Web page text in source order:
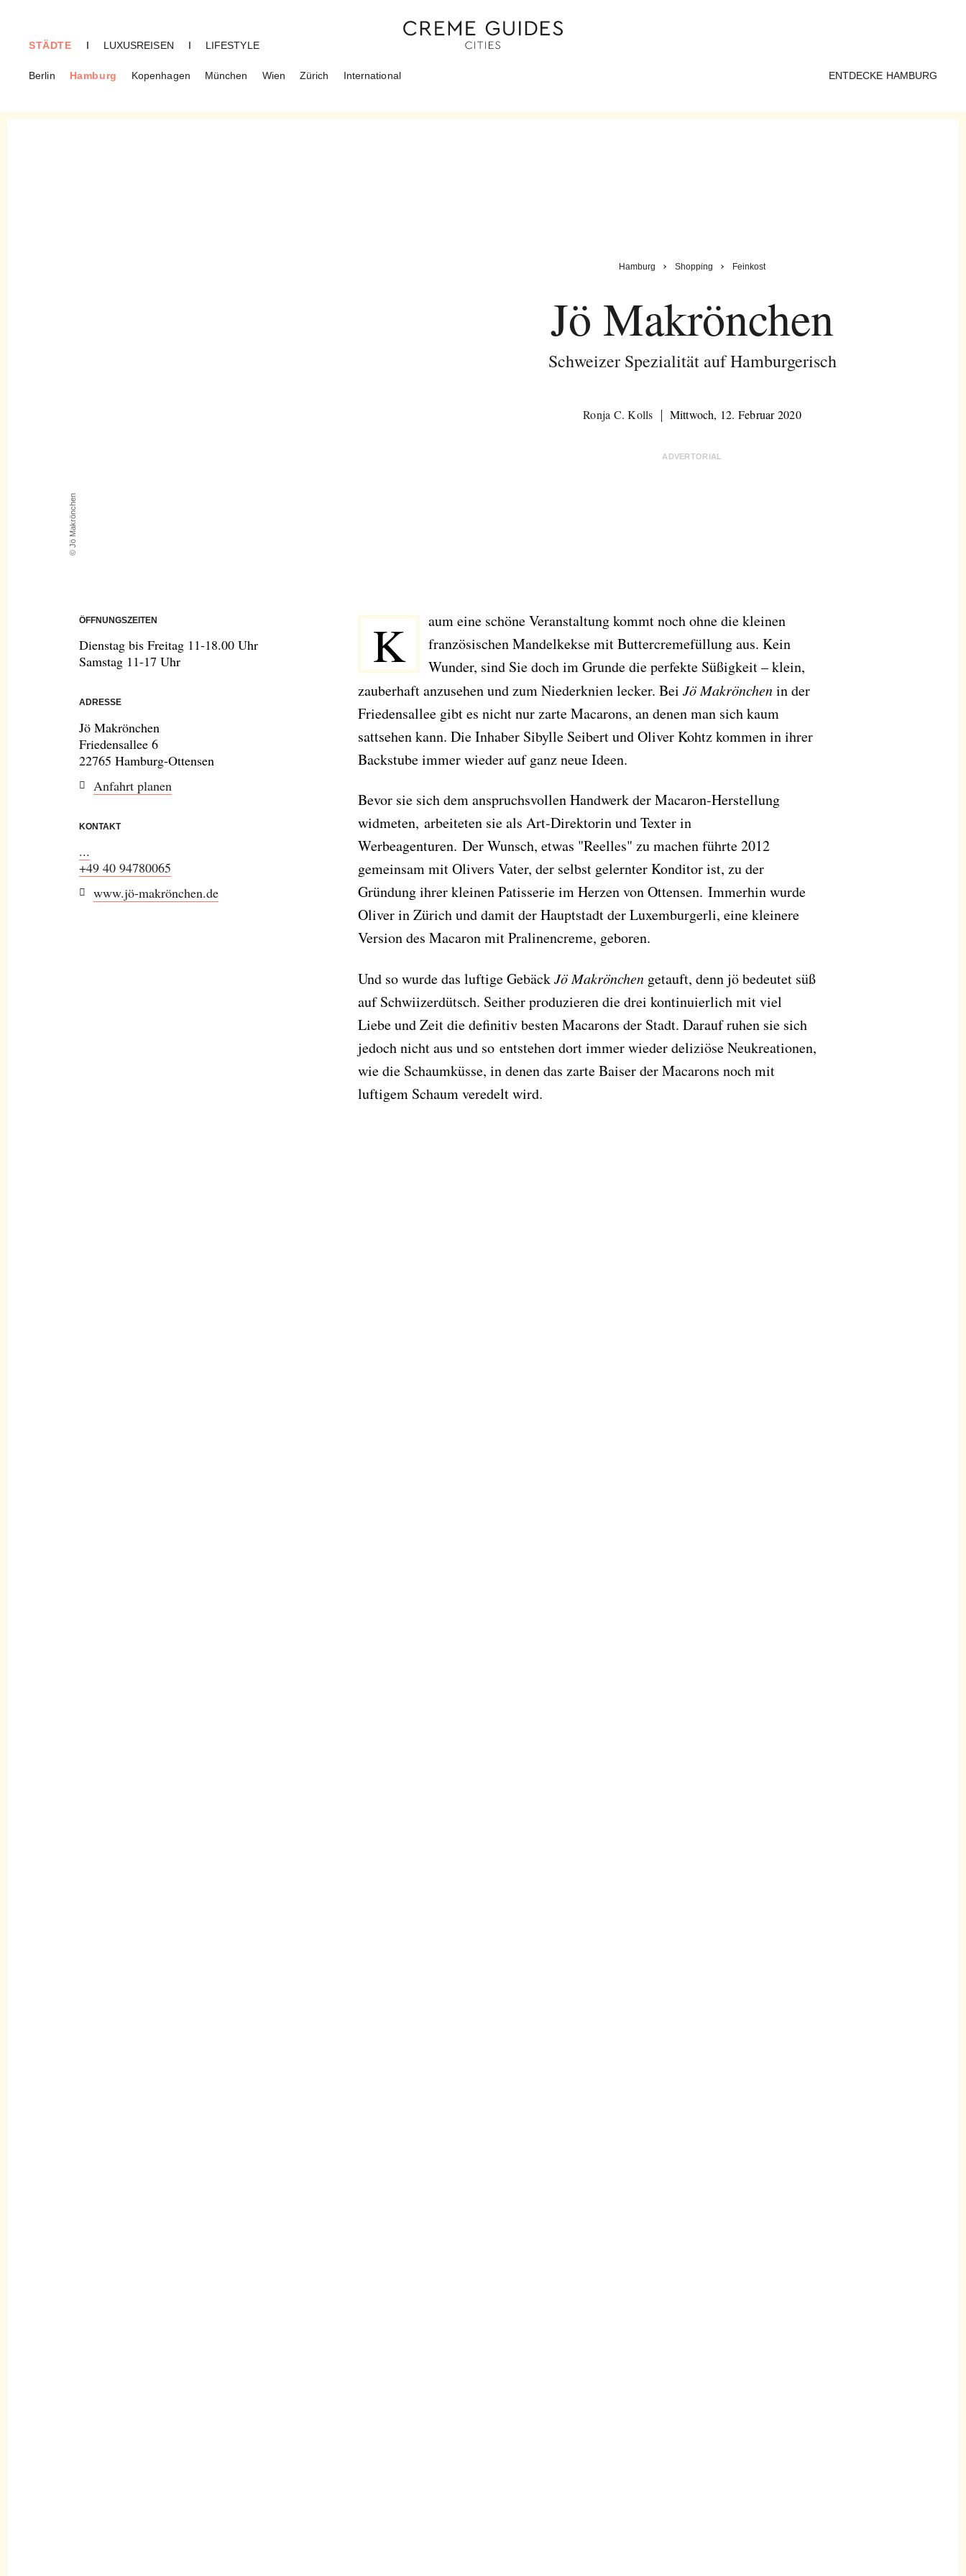
STÄDTE
Berlin Hamburg Kopenhagen München Wien Zürich International
I LUXUSREISEN I LIFESTYLE
ENTDECKE HAMBURG
Hamburg Shopping Feinkost
Jö Makrönchen
Schweizer Spezialität auf Hamburgerisch
Ronja C. Kolls Mittwoch, 12. Februar 2020
ADVERTORIAL
© Jö Makrönchen
ÖFFNUNGSZEITEN
Dienstag bis Freitag 11-18.00 Uhr
Samstag 11-17 Uhr
ADRESSE
Jö Makrönchen
Friedensallee 6
22765 Hamburg-Ottensen
Anfahrt planen
KONTAKT
...
+49 40 94780065
www.jö-makrönchen.de
K
aum eine schöne Veranstaltung kommt noch ohne die kleinen
französischen Mandelkekse mit Buttercremefüllung aus. Kein
Wunder, sind Sie doch im Grunde die perfekte Süßigkeit – klein,
zauberhaft anzusehen und zum Niederknien lecker. Bei Jö Makrönchenin der
Friedensallee gibt es nicht nur zarte Macarons, an denen man sich kaum
sattsehen kann. Die Inhaber Sibylle Seibert und Oliver Kohtz kommen in ihrer
Backstube immer wieder auf ganz neue Ideen.
Bevor sie sich dem anspruchsvollen Handwerk der Macaron-Herstellung
widmeten, arbeiteten sie als Art-Direktorin und Texter in
Werbeagenturen. Der Wunsch, etwas "Reelles" zu machen führte 2012
gemeinsam mit Olivers Vater, der selbst gelernter Konditor ist, zu der
Gründung ihrer kleinen Patisserie im Herzen von Ottensen. Immerhin wurde
Oliver in Zürich und damit der Hauptstadt der Luxemburgerli, eine kleinere
Version des Macaron mit Pralinencreme, geboren.
Und so wurde das luftige GebäckJö Makrönchen getauft, denn jö bedeutet süß
auf Schwiizerdütsch. Seither produzieren die drei kontinuierlich mit viel
Liebe und Zeit die definitiv besten Macarons der Stadt. Darauf ruhen sie sich
jedoch nicht aus und so entstehen dort immer wieder deliziöse Neukreationen,
wie die Schaumküsse, in denen das zarte Baiser der Macarons noch mit
luftigem Schaum veredelt wird.